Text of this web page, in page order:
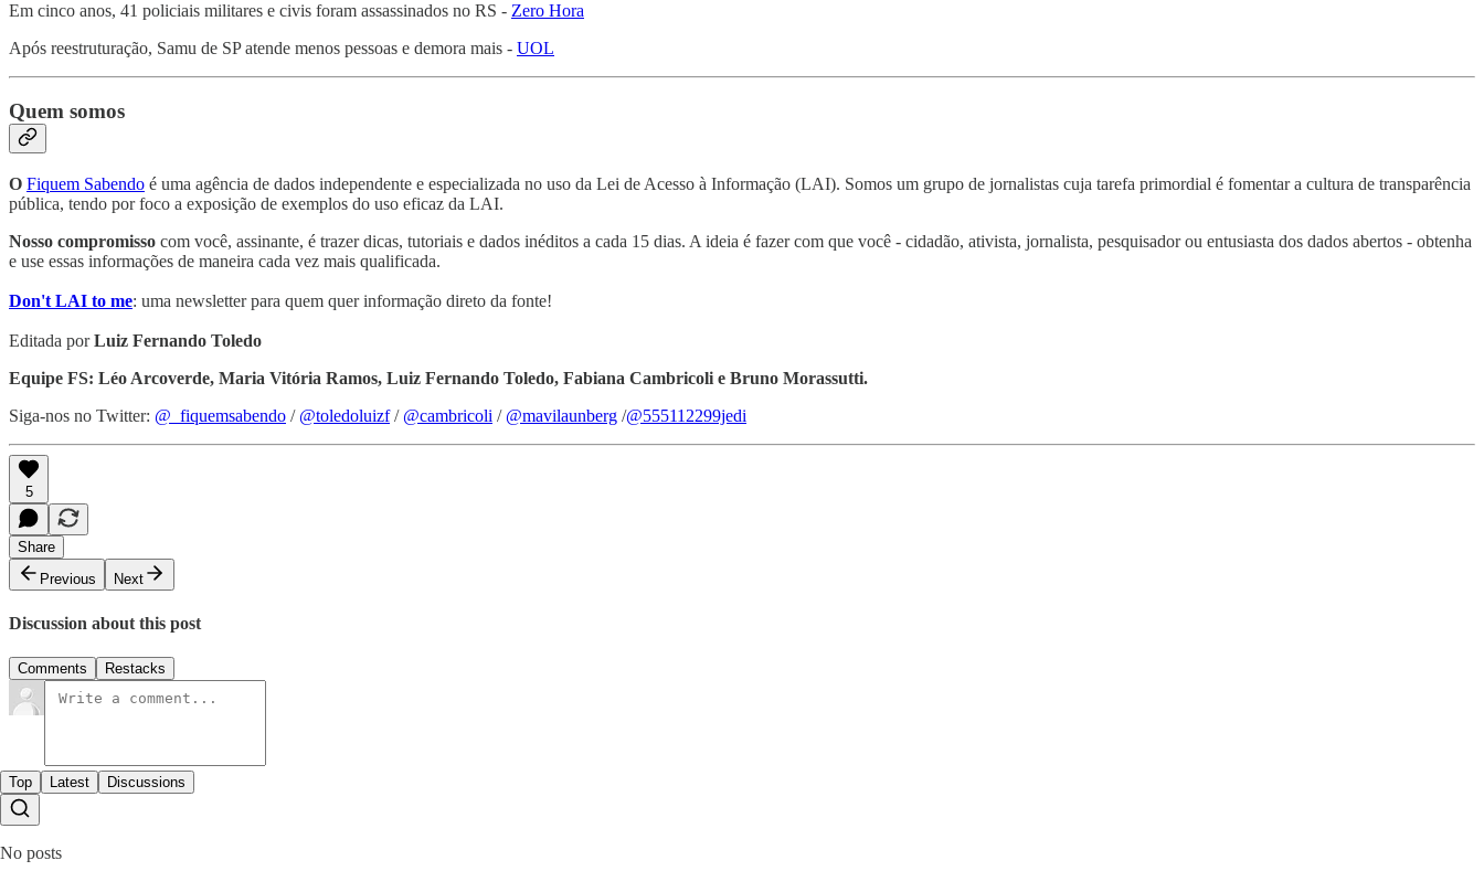
Em cinco anos, 41 policiais militares e civis foram assassinados no RS - Zero Hora
Após reestruturação, Samu de SP atende menos pessoas e demora mais - UOL
Quem somos
O Fiquem Sabendo é uma agência de dados independente e especializada no uso da Lei de Acesso à Informação (LAI). Somos um grupo de jornalistas cuja tarefa primordial é fomentar a cultura de transparência
pública, tendo por foco a exposição de exemplos do uso eficaz da LAI.
Nosso compromisso com você, assinante, é trazer dicas, tutoriais e dados inéditos a cada 15 dias. A ideia é fazer com que você - cidadão, ativista, jornalista, pesquisador ou entusiasta dos dados abertos - obtenha
e use essas informações de maneira cada vez mais qualificada.
Don't LAI to me: uma newsletter para quem quer informação direto da fonte!
Editada porLuiz Fernando Toledo
Equipe FS: Léo Arcoverde, Maria Vitória Ramos, Luiz Fernando Toledo, Fabiana Cambricoli e Bruno Morassutti.
Siga-nos no Twitter: @_fiquemsabendo / @toledoluizf/ @cambricoli / @mavilaunberg /@555112299jedi
5
Share
Previous
Next
Discussion about this post
Comments Restacks
Top Latest Discussions
No posts